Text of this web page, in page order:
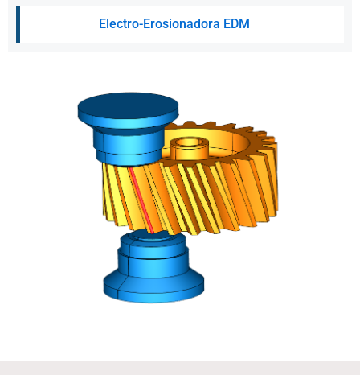
Electro-Erosionadora EDM